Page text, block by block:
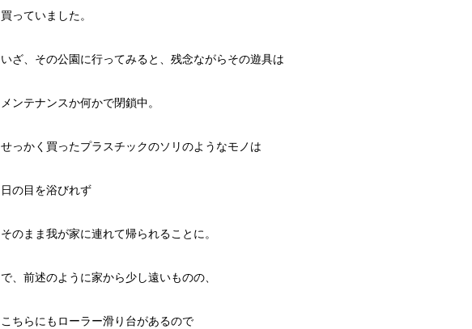
買っていました。
いざ、その公園に行ってみると、残念ながらその遊具は
メンテナンスか何かで閉鎖中。
せっかく買ったプラスチックのソリのようなモノは
日の目を浴びれず
そのまま我が家に連れて帰られることに。
で、前述のように家から少し遠いものの、
こちらにもローラー滑り台があるので